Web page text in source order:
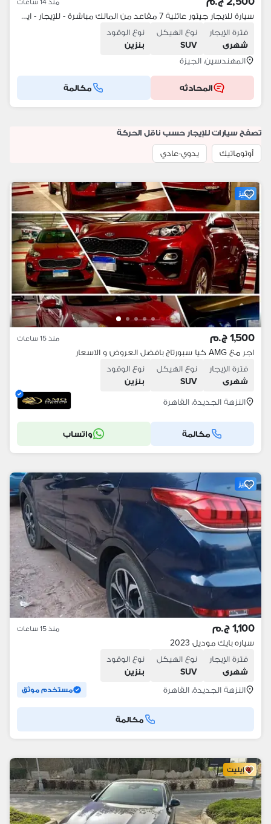
سيارة للايجار جيتور عائلية 7 مقاعد من المالك مباشرة - للإيجار - ايجار
فترة الإيجار
شهرى
نوع الهيكل
SUV
نوع الوقود
بنزين
المهندسين، الجيزة
المحادثه مكالمة
تصفح سيارات للإيجار حسب ناقل الحركة
أوتوماتيك
يدوي-عادي
مميز
1,500 ج.م منذ 15 ساعات
اجر مع AMG كيا سبورتاج بافضل العروض و الاسعار
فترة الإيجار
شهرى
نوع الهيكل
SUV
نوع الوقود
بنزين
النزهة الجديدة، القاهرة
مكالمة واتساب
مميز
1,100 ج.م منذ 15 ساعات
سياره بايك موديل 2023
فترة الإيجار
شهرى
نوع الهيكل
SUV
نوع الوقود
بنزين
النزهة الجديدة، القاهرة
مستخدم موثق
مكالمة
إيليت